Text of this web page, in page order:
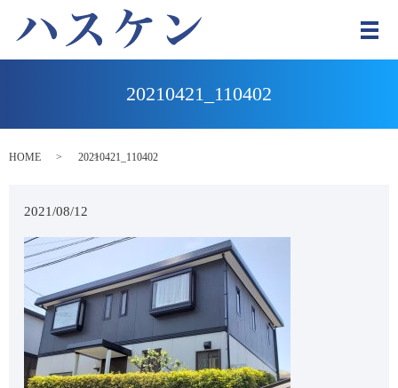
メ
20210421_110402
HOME 20210421_110402
2021/08/12